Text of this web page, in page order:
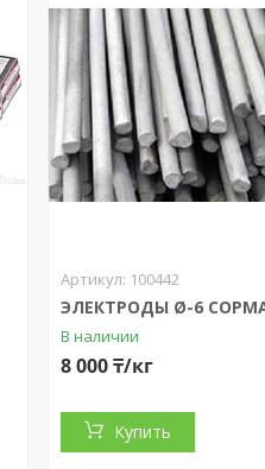
100442
ЭЛЕКТРОДЫ Ø-6
В наличии
8 000 ₸/кг
Купить